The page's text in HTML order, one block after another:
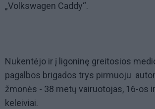
„Volkswagen Caddy“.
Nukentėjo ir į ligoninę greitosios
pagalbos brigados trys pirmuoju
žmonės - 38 metų vairuotojas, 16-os
keleiviai.